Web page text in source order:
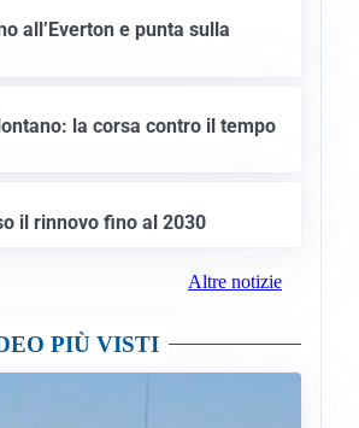
all’Everton e punta sulla
la corsa contro il tempo
il rinnovo fino al 2030
Altre notizie
PIÙ VISTI